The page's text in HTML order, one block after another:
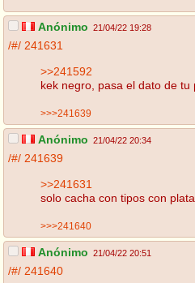
Anónimo 21/04/22 19:28
/#/ 241631
>>241592
kek negro, pasa el dato de
>>>241639
Anónimo 21/04/22 20:34
/#/ 241639
>>241631
solo cacha con tipos con plata
>>>241640
Anónimo 21/04/22 20:51
/#/ 241640